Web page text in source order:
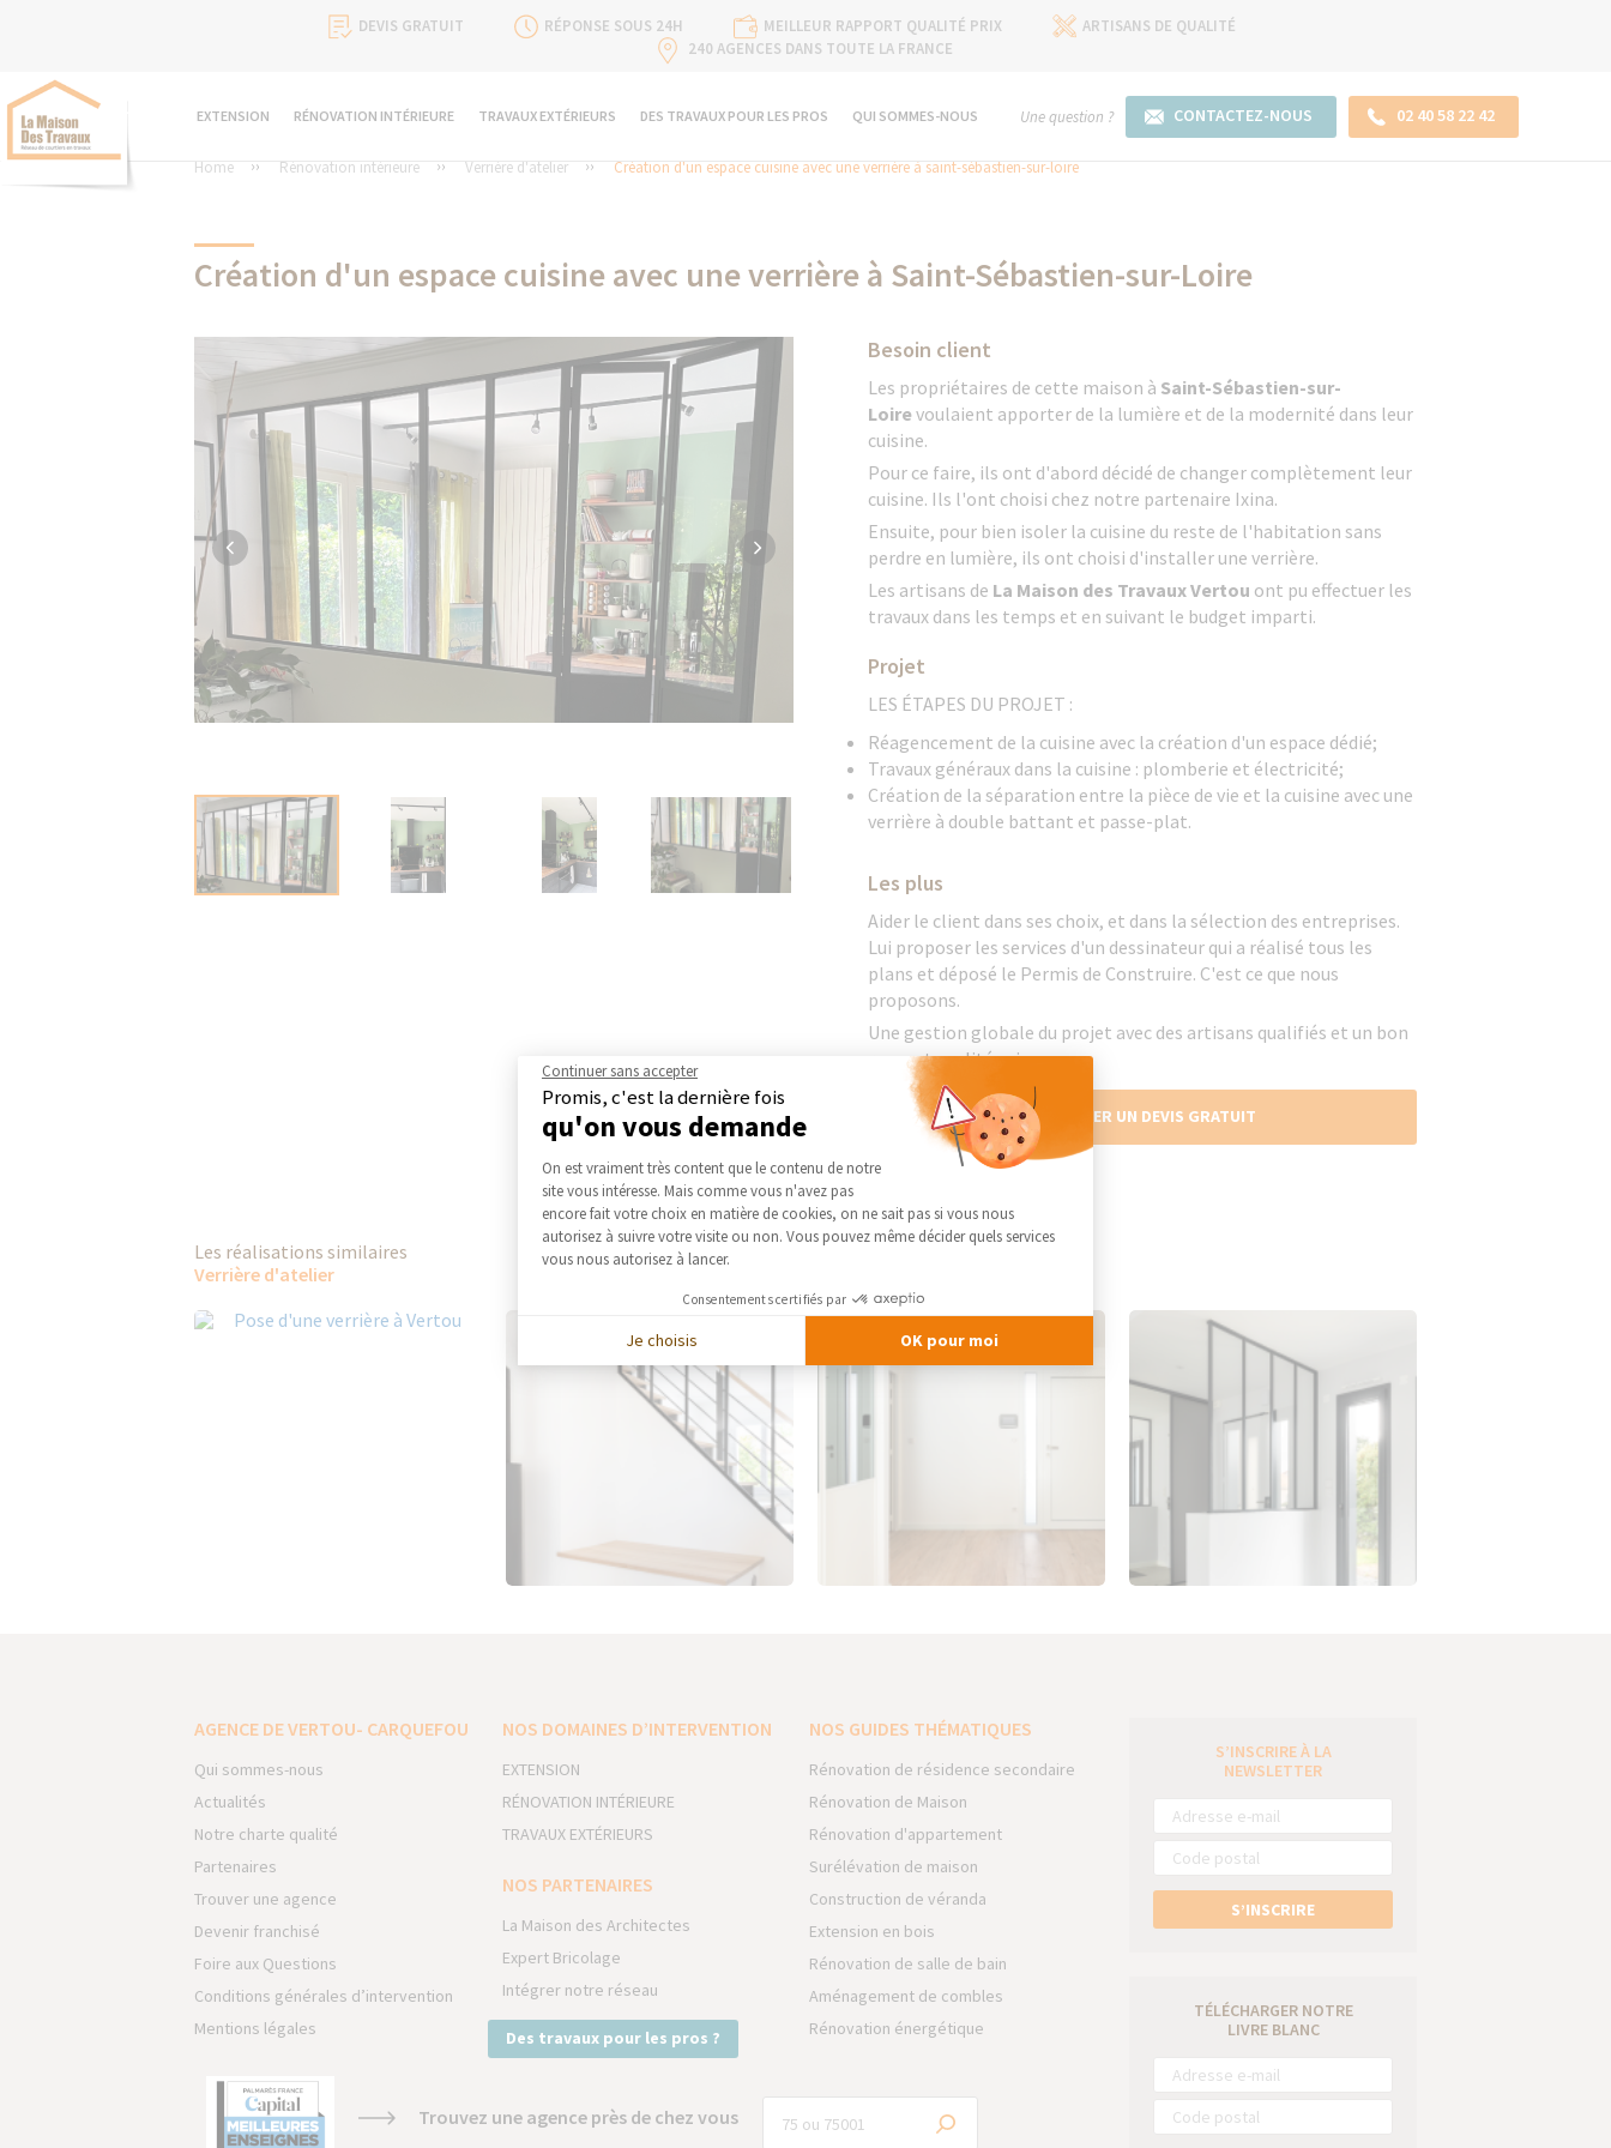
DEVIS GRATUIT RÉPONSE SOUS 24H MEILLEUR RAPPORT QUALITÉ PRIX
ARTISANS DE QUALITÉ
240 AGENCES DANS TOUTE LA FRANCE
EXTENSION RÉNOVATION INTÉRIEURE TRAVAUX EXTÉRIEURS DES TRAVAUX POUR LES PROS QUI SOMMES-NOUS Une question ? CONTACTEZ-NOUS 02 40 58 22 42
Home Rénovation intérieure Verrière d'atelier Création d'un espace cuisine avec une verrière à saint-sébastien-sur-loire
Création d'un espace cuisine avec une verrière à Saint-Sébastien-sur-Loire
Besoin client
Les propriétaires de cette maison à Saint-Sébastien-sur-
Loirevoulaient apporter de la lumière et de la modernité dans leur
cuisine.
Pour ce faire, ils ont d'abord décidé de changer complètement leur
cuisine. Ils l'ont choisi chez notre partenaire Ixina.
Ensuite, pour bien isoler la cuisine du reste de l'habitation sans
perdre en lumière, ils ont choisi d'installer une verrière.
Les artisans de La Maison des Travaux Vertou ont pu effectuer les
travaux dans les temps et en suivant le budget imparti.
Projet
LES ÉTAPES DU PROJET :
Réagencement de la cuisine avec la création d'un espace dédié;
Travaux généraux dans la cuisine : plomberie et électricité;
Création de la séparation entre la pièce de vie et la cuisine avec une
verrière à double battant et passe-plat.
Les plus
Aider le client dans ses choix, et dans la sélection des entreprises.
Lui proposer les services d'un dessinateur qui a réalisé tous les
plans et déposé le Permis de Construire. C'est ce que nous
proposons.
Une gestion globale du projet avec des artisans qualifiés et un bon
rapport qualité prix.
DEMANDER UN DEVIS GRATUIT
Les réalisations similaires
Verrière d'atelier
AGENCE DE VERTOU- CARQUEFOU
Qui sommes-nous
Actualités
Notre charte qualité
Partenaires
Trouver une agence
Devenir franchisé
Foire aux Questions
Conditions générales d’intervention
Mentions légales
NOS DOMAINES D’INTERVENTION
EXTENSION
RÉNOVATION INTÉRIEURE
TRAVAUX EXTÉRIEURS
NOS PARTENAIRES
La Maison des Architectes
Expert Bricolage
Intégrer notre réseau
Des travaux pour les pros ?
NOS GUIDES THÉMATIQUES
Rénovation de résidence secondaire
Rénovation de Maison
Rénovation d'appartement
Surélévation de maison
Construction de véranda
Extension en bois
Rénovation de salle de bain
Aménagement de combles
Rénovation énergétique
Trouvez une agence près de chez vous
S’INSCRIRE À LA
NEWSLETTER
S’INSCRIRE
TÉLÉCHARGER NOTRE
LIVRE BLANC
Continuer sans accepter
Promis, c'est la dernière fois
qu'on vous demande
Plateforme de Gestion du Consentement : Personnalisez vos Options
On est vraiment très content que le contenu de notre
site vous intéresse. Mais comme vous n'avez pas
encore fait votre choix en matière de cookies, on ne sait pas si vous nous
autorisez à suivre votre visite ou non. Vous pouvez même décider quels services
vous nous autorisez à lancer.
Consentements certifiés par
Je choisis OK pour moi
Axeptio consent